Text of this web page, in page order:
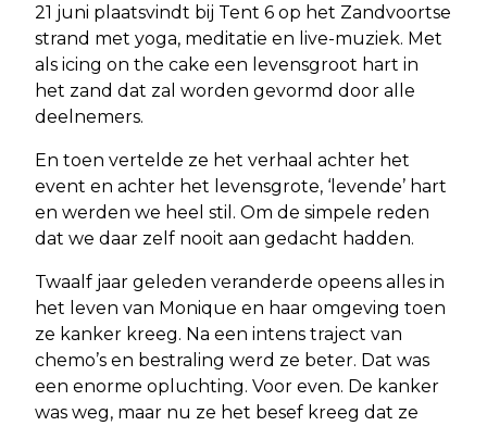
21 juni plaatsvindt bij Tent 6 op het Zandvoortse
strand met yoga, meditatie en live-muziek. Met
als icing on the cake een levensgroot hart in
het zand dat zal worden gevormd door alle
deelnemers.
En toen vertelde ze het verhaal achter het
event en achter het levensgrote, ‘levende’ hart
en werden we heel stil. Om de simpele reden
dat we daar zelf nooit aan gedacht hadden.
Twaalf jaar geleden veranderde opeens alles in
het leven van Monique en haar omgeving toen
ze kanker kreeg. Na een intens traject van
chemo’s en bestraling werd ze beter. Dat was
een enorme opluchting. Voor even. De kanker
was weg, maar nu ze het besef kreeg dat ze